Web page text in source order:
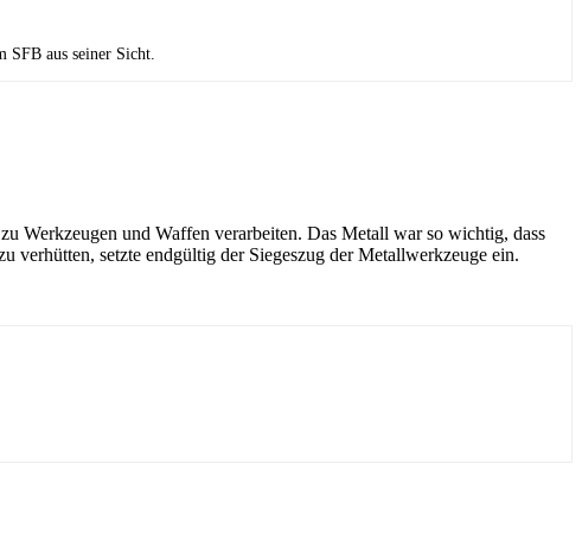
aus seiner Sicht.
Werkzeugen und Waffen verarbeiten. Das Metall war so wichtig, dass
verhütten, setzte endgültig der Siegeszug der Metallwerkzeuge ein.